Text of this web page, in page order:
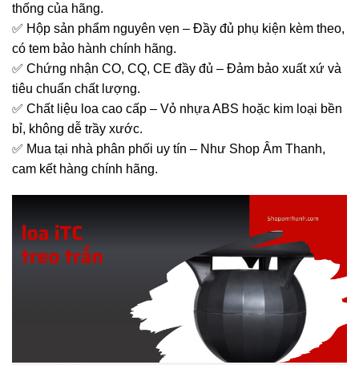
thống của hãng.
✅ Hộp sản phẩm nguyên vẹn – Đầy đủ phụ kiện kèm theo,
có tem bảo hành chính hãng.
✅ Chứng nhận CO, CQ, CE đầy đủ – Đảm bảo xuất xứ và
tiêu chuẩn chất lượng.
✅ Chất liệu loa cao cấp – Vỏ nhựa ABS hoặc kim loại bền
bỉ, không dễ trầy xước.
✅ Mua tại nhà phân phối uy tín – Như Shop Âm Thanh,
cam kết hàng chính hãng.